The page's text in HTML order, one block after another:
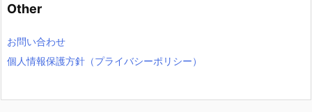
Other
お問い合わせ
個人情報保護方針（プライバシーポリシー）